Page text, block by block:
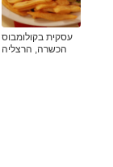
עסקית בקולומבוס
הכשרה, הרצליה